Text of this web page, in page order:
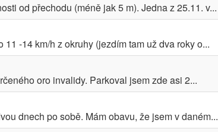
od přechodu (méně jak 5 m). Jedna z 25.11. v...
-14 km/h z okruhy (jezdím tam už dva roky o...
oro invalidy. Parkoval jsem zde asi 2...
dnech po sobě. Mám obavu, že jsem v daném...